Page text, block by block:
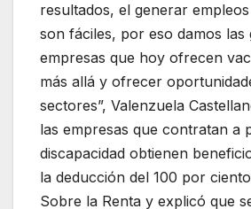
resultados, el generar
son fáciles, por eso damos las
empresas que hoy ofrecen
más allá y ofrecer
sectores”, Valenzuela
las empresas que contratan a
discapacidad obtienen
la deducción del 100 por
Sobre la Renta y explicó que